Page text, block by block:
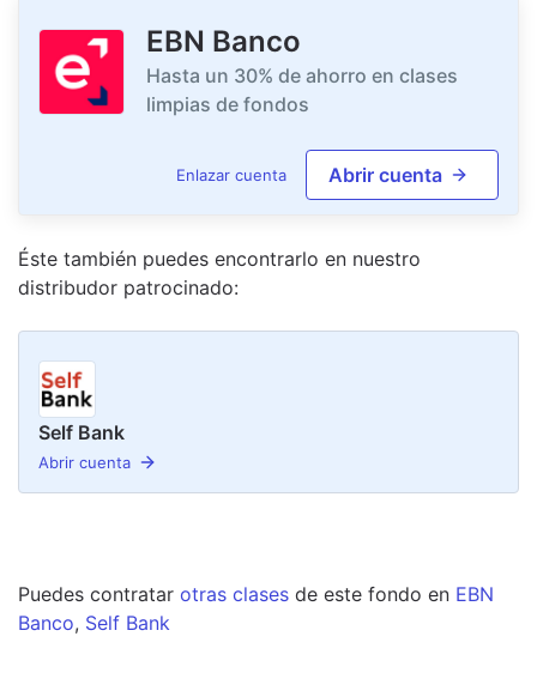
EBN Banco
Hasta un 30% de ahorro en clases
limpias de fondos
Enlazar cuenta Abrir cuenta
Éste también puedes encontrarlo en nuestro
distribudor patrocinado:
Self Bank
Abrir cuenta
Puedes contratar otras clases de este fondo en EBN
Banco, Self Bank